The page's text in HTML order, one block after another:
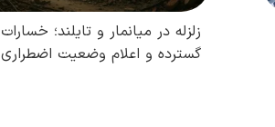
زلزله در میانمار و تایلند؛ خسارات
گسترده و اعلام وضعیت اضطراری